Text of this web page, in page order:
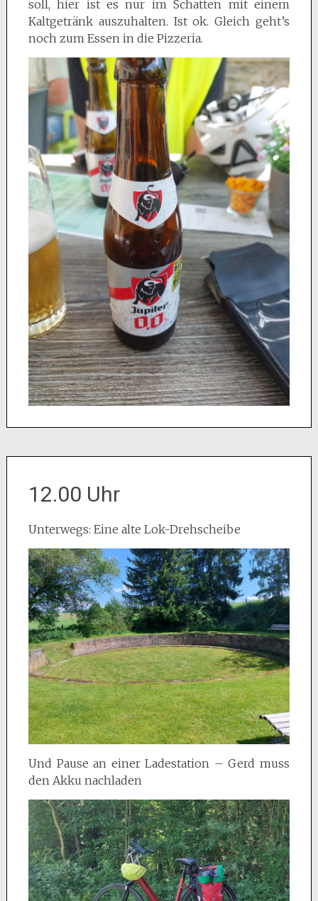
soll, hier ist es nur im Schatten mit einem
Kaltgetränk auszuhalten. Ist ok. Gleich geht’s
noch zum Essen in die Pizzeria.
12.00 Uhr
Unterwegs: Eine alte Lok-Drehscheibe
Und Pause an einer Ladestation – Gerd muss
den Akku nachladen